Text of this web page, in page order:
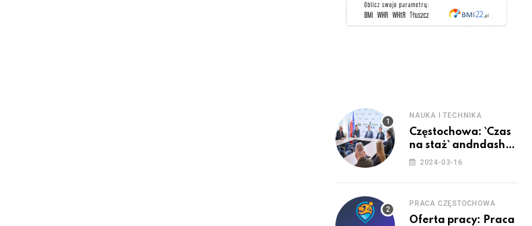
NAUKA I TECHNIKA
Częstochowa: `Czas
na staż` andndash;
ruszył nabór
2024-03-16
PRACA CZĘSTOCHOWA
Oferta pracy: Praca